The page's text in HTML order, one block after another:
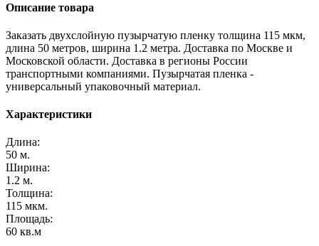
Описание товара
Заказать двухслойную пузырчатую пленку толщина 115 мкм,
длина 50 метров, ширина 1.2 метра. Доставка по Москве и
Московской области. Доставка в регионы России
транспортными компаниями. Пузырчатая пленка -
универсальный упаковочный материал.
Характеристики
Длина:
50 м.
Ширина:
1.2 м.
Толщина:
115 мкм.
Площадь:
60 кв.м